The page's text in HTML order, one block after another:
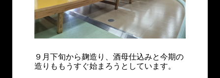
９月下旬から麹造り、酒母仕込みと今期の
造りももうすぐ始まろうとしています。